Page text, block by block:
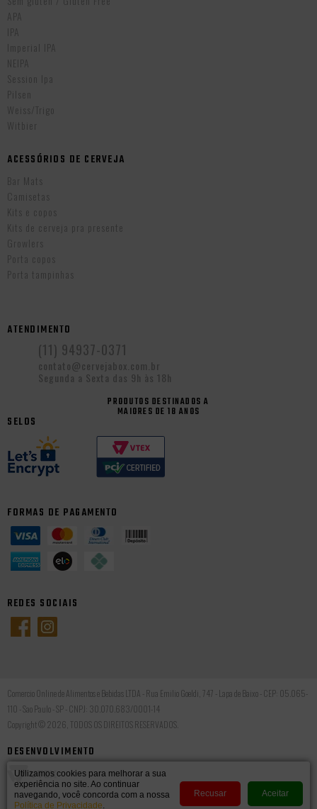
APA
IPA
Imperial IPA
NEIPA
Session Ipa
Pilsen
Weiss/Trigo
Witbier
ACESSÓRIOS DE CERVEJA
Bar Mats
Camisetas
Kits e copos
Kits de cerveja pra presente
Growlers
Porta copos
Porta tampinhas
ATENDIMENTO
(11) 94937-0371
contato@cervejabox.com.br
Segunda a Sexta das 9h às 18h
PRODUTOS DESTINADOS A
MAIORES DE 18 ANOS
SELOS
FORMAS DE PAGAMENTO
REDES SOCIAIS
Comercio Online de Alimentos e Bebidas LTDA - Rua Emilio Goeldi, 747 - Lapa de Baixo - CEP: 05.065-
110 - Sao Paulo - SP - CNPJ: 30.070.683/0001-14
Copyright © 2026, TODOS OS DIREITOS RESERVADOS.
DESENVOLVIMENTO
Utilizamos cookies para melhorar a sua
experiência no site. Ao continuar
navegando, você concorda com a nossa
Política de Privacidade.
Recusar Aceitar